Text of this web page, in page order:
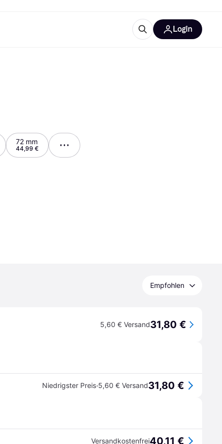
Login
72 mm
44,99 €
Empfohlen
5,60 € Versand31,80 €
Niedrigster Preis·5,60 € Versand31,80 €
Versandkostenfrei40,11 €